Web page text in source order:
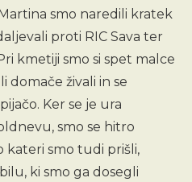
smo naredili kratek
proti RIC Sava ter
kmetiji smo si spet malce
domače živali in se
Ker se je ura
smo se hitro
kateri smo tudi prišli,
ki smo ga dosegli